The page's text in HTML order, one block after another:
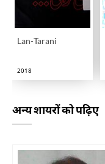
Lan-Tarani
2018
अन्य शायरों को पढ़िए